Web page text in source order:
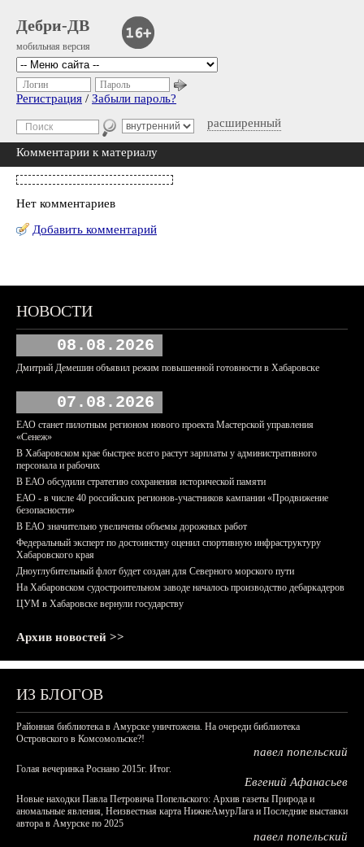
Дебри-ДВ
мобильная версия
расширенный
Логин Пароль
Регистрация / Забыли пароль?
Комментарии к материалу
Нет комментариев
Добавить комментарий
НОВОСТИ
08.08.2026
Дмитрий Демешин объявил режим повышенной готовности в Хабаровске
07.08.2026
ЕАО станет пилотным регионом нового проекта Мастерской управления
«Сенеж»
В Хабаровском крае быстрее всего растут зарплаты у административного
персонала и рабочих
В ЕАО обсудили стратегию сохранения исторической памяти
ЕАО - в числе 40 российских регионов-участников кампании «Продвижение
безопасности»
В ЕАО значительно увеличены объемы дорожных работ
Федеральный эксперт по достоинству оценил спортивную инфраструктуру
Хабаровского края
Дноуглубительный флот будет создан для Северного морского пути
На Хабаровском судостроительном заводе началось производство дебаркадеров
ЦУМ в Хабаровске вернули государству
Архив новостей >>
ИЗ БЛОГОВ
Районная библиотека в Амурске уничтожена. На очереди библиотека
Островского в Комсомольске?!
павел попельский
Голая вечеринка Роснано 2015г. Итог.
Евгений Афанасьев
Новые находки Павла Петровича Попельского: Архив газеты Природа и
аномальные явления, Неизвестная карта НижнеАмурЛага и Последние выставки
автора в Амурске по 2025
павел попельский